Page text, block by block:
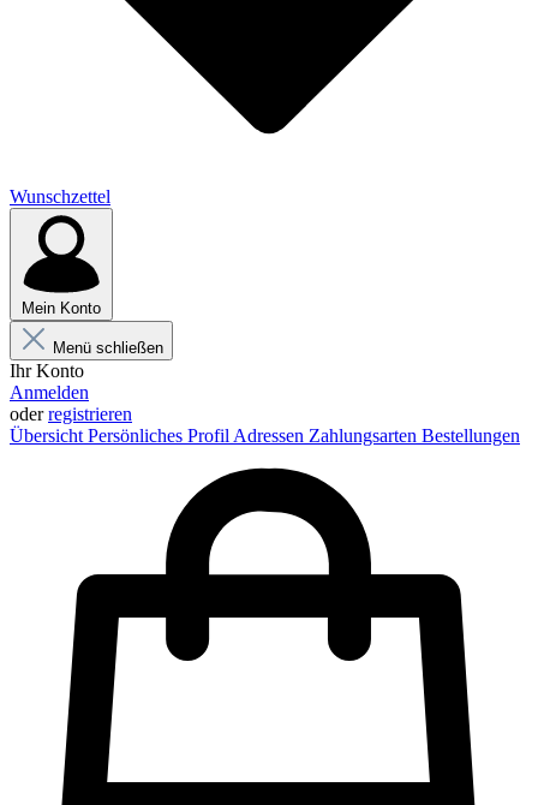
Wunschzettel
Mein Konto
Menü schließen
Ihr Konto
Anmelden
oderregistrieren
Übersicht Persönliches Profil Adressen Zahlungsarten Bestellungen